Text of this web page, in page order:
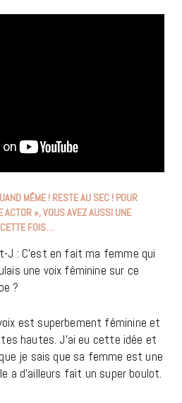
MÊME ! RESTE AU SEC ! POUR
ACTOR », VOUS AVEZ AUSSI UNE
FOIS…
J : C’est en fait ma femme qui
une voix féminine sur ce
?
est superbement féminine et
hautes. J’ai eu cette idée et
je sais que sa femme est une
a d’ailleurs fait un super boulot.